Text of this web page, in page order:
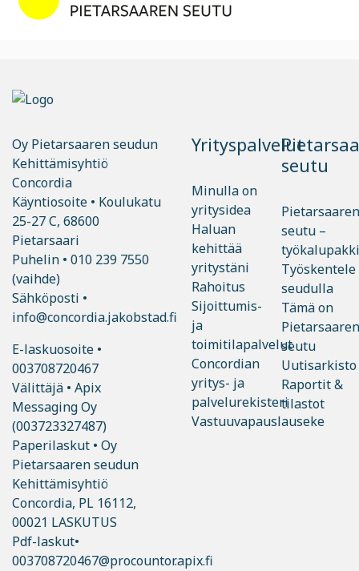
Oy Pietarsaaren seudun
Kehittämisyhtiö
Concordia
Käyntiosoite • Koulukatu
25-27 C, 68600
Pietarsaari
Puhelin • 010 239 7550
(vaihde)
Sähköposti •
info@concordia.jakobstad.fi
E-laskuosoite •
003708720467
Välittäjä • Apix
Messaging Oy
(003723327487)
Paperilaskut • Oy
Pietarsaaren seudun
Kehittämisyhtiö
Concordia, PL 16112,
00021 LASKUTUS
Pdf-laskut•
003708720467@procountor.apix.fi
Yrityspalvelut
Minulla on
yritysidea
Haluan
kehittää
yritystäni
Rahoitus
Sijoittumis-
ja
toimitilapalvelut
Concordian
yritys- ja
palvelurekisteri
Vastuuvapauslauseke
seutu
Pietarsaaren
seutu –
työkalupakki
Työskentele
seudulla
Tämä on
Pietarsaaren
seutu
Uutisarkisto
Raportit &
tilastot